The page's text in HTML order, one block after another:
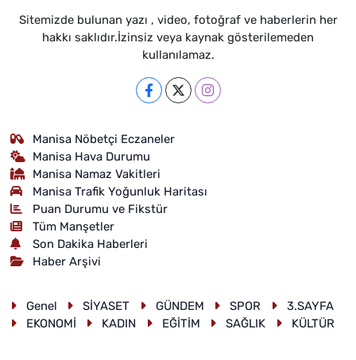
Sitemizde bulunan yazı , video, fotoğraf ve haberlerin her
hakkı saklıdır.İzinsiz veya kaynak gösterilemeden
kullanılamaz.
Manisa Nöbetçi Eczaneler
Manisa Hava Durumu
Manisa Namaz Vakitleri
Manisa Trafik Yoğunluk Haritası
Puan Durumu ve Fikstür
Tüm Manşetler
Son Dakika Haberleri
Haber Arşivi
Genel SİYASET GÜNDEM SPOR
3.SAYFA
EKONOMİ
KADIN EĞİTİM SAĞLIK KÜLTÜR